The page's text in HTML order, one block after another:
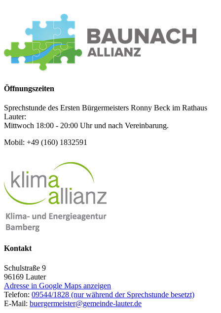
Öffnungszeiten
Sprechstunde des Ersten Bürgermeisters Ronny Beck im Rathaus
Lauter:
Mittwoch 18:00 - 20:00 Uhr und nach Vereinbarung.
Mobil: +49 (160) 1832591
Kontakt
Schulstraße 9
96169 Lauter
Adresse in Google Maps anzeigen
Telefon: 09544/1828 (nur während der Sprechstunde besetzt)
E-Mail: buergermeister@gemeinde-lauter.de